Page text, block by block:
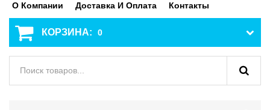
О Компании
Доставка И Оплата Контакты
КОРЗИНА: 0